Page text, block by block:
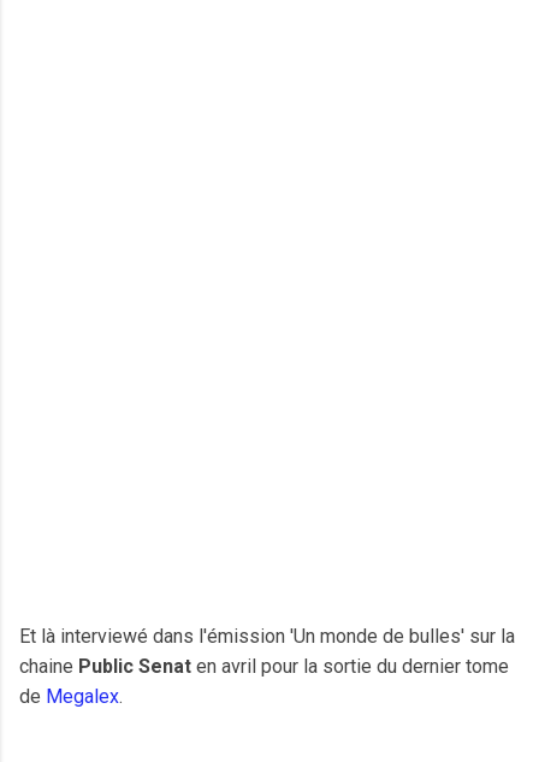
Et là interviewé dans l'émission 'Un monde de bulles' sur la
chaine Public Senat en avril pour la sortie du dernier tome
de Megalex.